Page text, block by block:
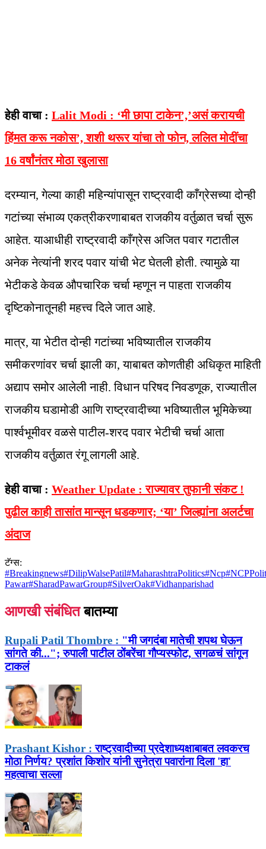
हेही वाचा : Lalit Modi : ‘मी छापा टाकेन’,’असं करायची
हिंमत करू नकोस’, शशी थरूर यांचा तो फोन, ललित मोदींचा
16 वर्षांनंतर मोठा खुलासा
दरम्यान, गेल्या काही महिन्यांपासून राष्ट्रवादी काँग्रेसच्या दोन्ही
गटांच्या संभाव्य एकत्रीकरणाबाबत राजकीय वर्तुळात चर्चा सुरू
आहेत. याआधीही राष्ट्रवादी काँग्रेस अजित पवार गटातील
अनेक नेत्यांनी शरद पवार यांची भेट घेतली होती. त्यामुळे या
भेटीकडे केवळ औपचारिक चर्चा म्हणून न पाहता राजकीय
दृष्टिकोनातूनही महत्त्व दिले जात आहे.
मात्र, या भेटीत दोन्ही गटांच्या भविष्यातील राजकीय
समीकरणांवर चर्चा झाली का, याबाबत कोणतीही अधिकृत माहिती
अद्याप समोर आलेली नाही. विधान परिषद निवडणूक, राज्यातील
राजकीय घडामोडी आणि राष्ट्रवादीच्या भविष्यातील भूमिकेच्या
पार्श्वभूमीवर वळसे पाटील-शरद पवार भेटीची चर्चा आता
राजकीय वर्तुळात रंगू लागली आहे.
हेही वाचा : Weather Update : राज्यावर तुफानी संकट !
पुढील काही तासांत मान्सून धडकणार; ‘या’ जिल्ह्यांना अलर्टचा
अंदाज
टॅग्स:
#Breakingnews#DilipWalsePatil#MaharashtraPolitics#Ncp#
Pawar#SharadPawarGroup#SilverOak#Vidhanparishad
आणखी संबंधित बातम्या
Rupali Patil Thombre : "मी जगदंबा मातेची शपथ घेऊन
सांगते की..."; रुपाली पाटील ठोंबरेंचा गौप्यस्फोट, सगळचं सांगून
टाकलं
Prashant Kishor : राष्ट्रवादीच्या प्रदेशाध्यक्षाबाबत लवकरच
मोठा निर्णय? प्रशांत किशोर यांनी सुनेत्रा पवारांना दिला 'हा'
महत्वाचा सल्ला